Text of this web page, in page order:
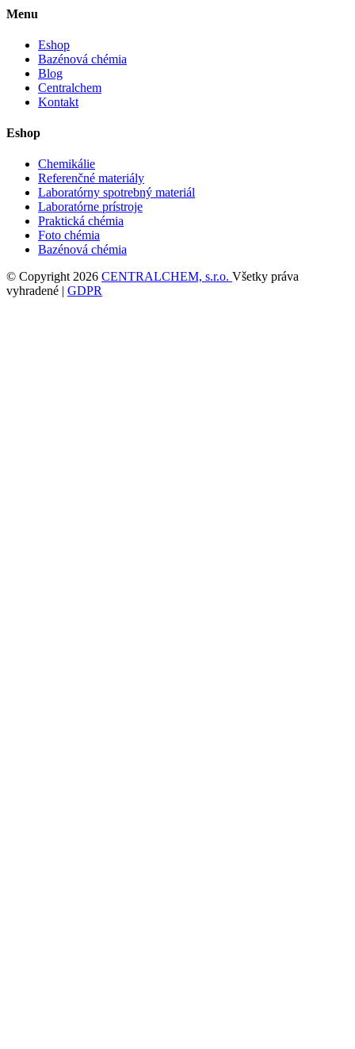
Menu
Eshop
Bazénová chémia
Blog
Centralchem
Kontakt
Eshop
Chemikálie
Referenčné materiály
Laboratórny spotrebný materiál
Laboratórne prístroje
Praktická chémia
Foto chémia
Bazénová chémia
© Copyright 2026 CENTRALCHEM, s.r.o. Všetky práva
vyhradené | GDPR